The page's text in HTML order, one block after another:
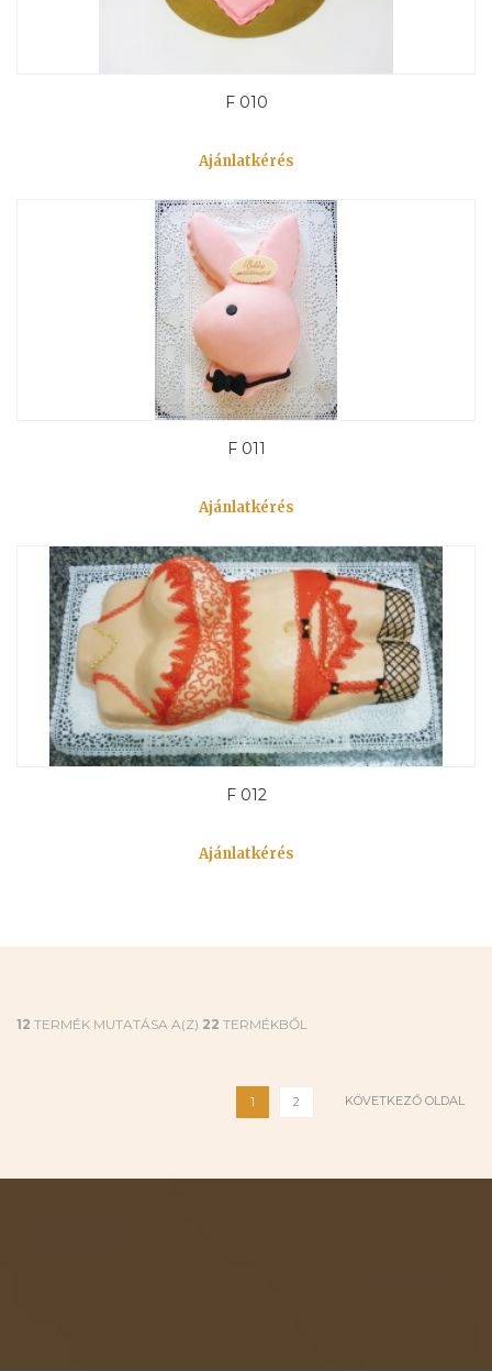
F 010
Ajánlatkérés
F 011
Ajánlatkérés
F 012
Ajánlatkérés
12 TERMÉK MUTATÁSA A(Z) 22 TERMÉKBŐL
1 2 KÖVETKEZŐ OLDAL